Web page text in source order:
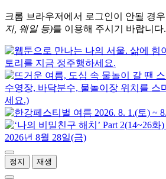
크롬 브라우저에서 로그인이 안될 경우
지, 웨일 등)를 이용해 주시기 바랍니다.
정지 재생